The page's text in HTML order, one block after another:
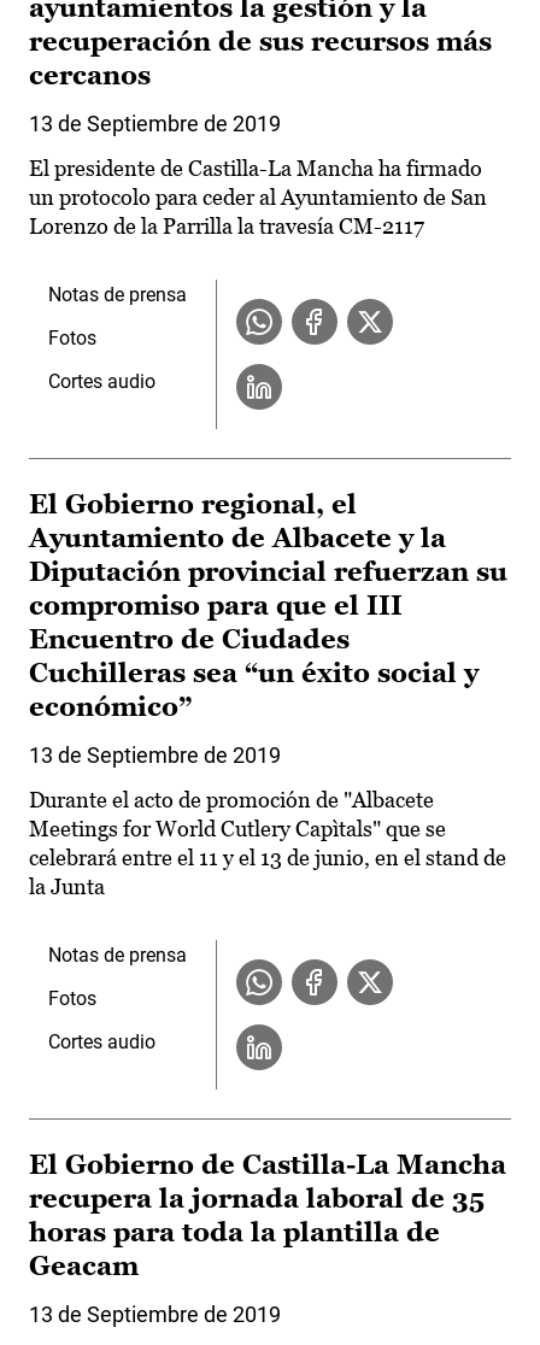
ayuntamientos la gestión y la
recuperación de sus recursos más
cercanos
13 de Septiembre de 2019
El presidente de Castilla-La Mancha ha firmado
un protocolo para ceder al Ayuntamiento de San
Lorenzo de la Parrilla la travesía CM-2117
Notas de prensa
Fotos
Cortes audio
El Gobierno regional, el
Ayuntamiento de Albacete y la
Diputación provincial refuerzan su
compromiso para que el III
Encuentro de Ciudades
Cuchilleras sea “un éxito social y
económico”
13 de Septiembre de 2019
Durante el acto de promoción de "Albacete
Meetings for World Cutlery Capìtals" que se
celebrará entre el 11 y el 13 de junio, en el stand de
la Junta
Notas de prensa
Fotos
Cortes audio
El Gobierno de Castilla-La Mancha
recupera la jornada laboral de 35
horas para toda la plantilla de
Geacam
13 de Septiembre de 2019